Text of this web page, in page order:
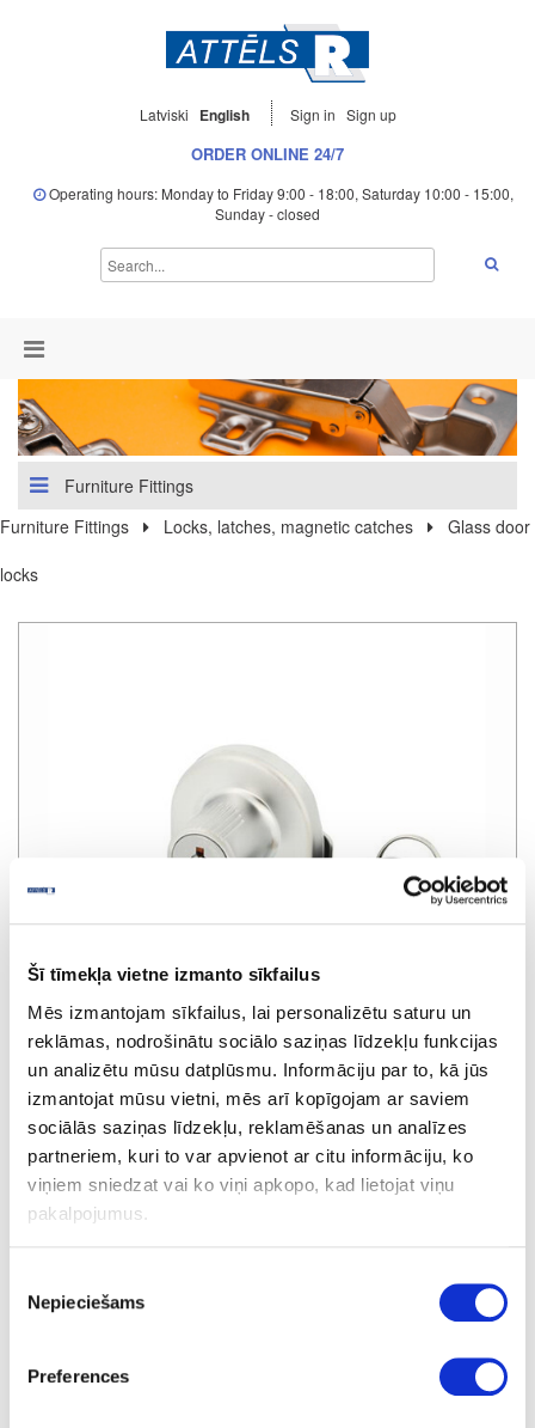
Šī tīmekļa vietne izmanto sīkfailus
Mēs izmantojam sīkfailus, lai personalizētu saturu un
reklāmas, nodrošinātu sociālo saziņas līdzekļu funkcijas
un analizētu mūsu datplūsmu. Informāciju par to, kā jūs
izmantojat mūsu vietni, mēs arī kopīgojam ar saviem
sociālās saziņas līdzekļu, reklamēšanas un analīzes
partneriem, kuri to var apvienot ar citu informāciju, ko
viņiem sniedzat vai ko viņi apkopo, kad lietojat viņu
pakalpojumus.
izvēle
Nepieciešams
Preferences
Latviski English Sign in Sign up
ORDER ONLINE 24/7
Operating hours: Monday to Friday 9:00 - 18:00, Saturday 10:00 - 15:00,
Sunday - closed
Furniture Fittings
Furniture Fittings
Locks, latches, magnetic catches
Glass door
locks
Glass door lock, satin chrome
Ask question
Share product link